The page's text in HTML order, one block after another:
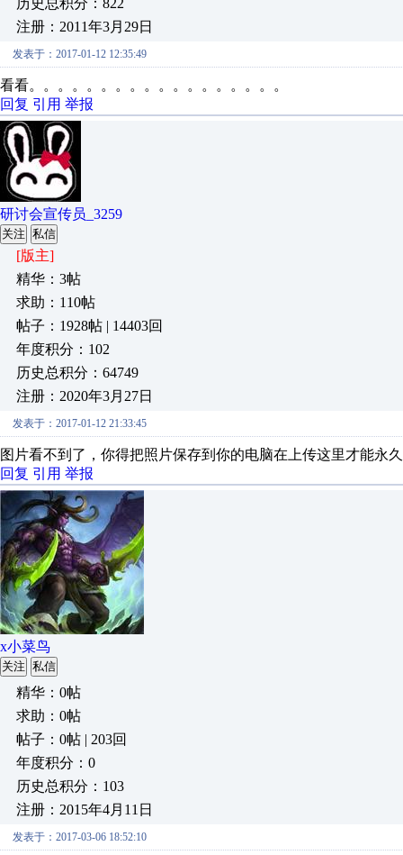
历史总积分：822
注册：2011年3月29日
发表于：2017-01-12 12:35:49
看看。。。。。。。。。。。。。。。。。。
回复 引用 举报
研讨会宣传员_3259
关注 私信
[版主]
精华：3帖
求助：110帖
帖子：1928帖 | 14403回
年度积分：102
历史总积分：64749
注册：2020年3月27日
发表于：2017-01-12 21:33:45
图片看不到了，你得把照片保存到你的电脑在上传这里才能永
回复 引用 举报
x小菜鸟
关注 私信
精华：0帖
求助：0帖
帖子：0帖 | 203回
年度积分：0
历史总积分：103
注册：2015年4月11日
发表于：2017-03-06 18:52:10